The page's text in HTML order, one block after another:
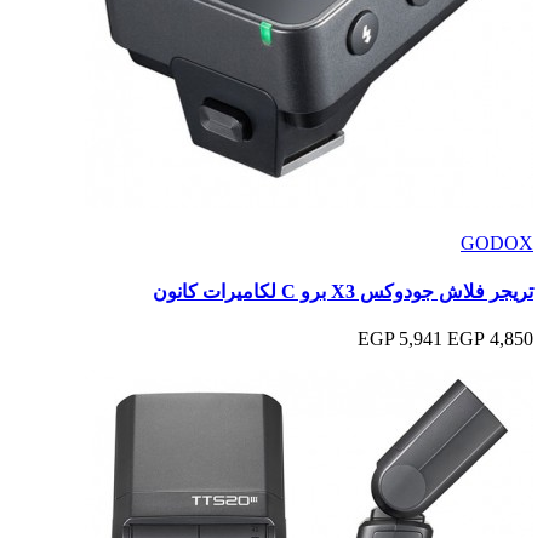
GODOX
تريجر فلاش جودوكس X3 برو C لكاميرات كانون
4,850 EGP
5,941 EGP